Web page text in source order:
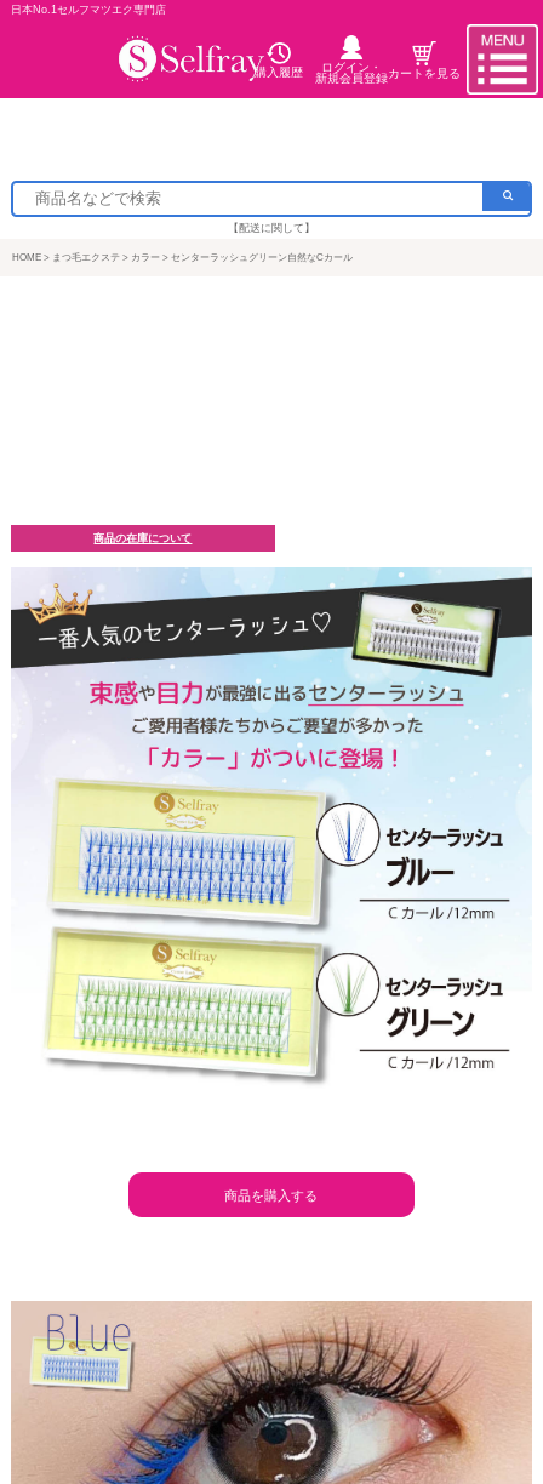
日本No.1セルフマツエク専門店
購入履歴
ログイン・
新規会員登録カートを見る
【配送に関して】
HOME まつ毛エクステ カラー センターラッシュグリーン自然なCカール
商品の在庫について
商品を購入する